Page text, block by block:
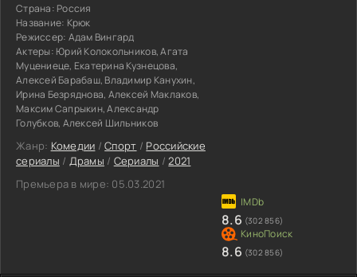
Страна: Россия
Название: Крюк
Режиссер: Адам Вингард
Актеры: Юрий Колокольников, Агата
Муцениеце, Екатерина Кузнецова,
Алексей Барабаш, Владимир Канухин,
Ирина Безряднова, Алексей Маклаков,
Максим Сапрыкин, Александр
Голубков, Алексей Шильников
Жанр: Комедии /Спорт / Российские
сериалы / Драмы / Сериалы /2021
Премьера в мире: 05.03.2021
8.6 (302 856)
8.6 (302 856)